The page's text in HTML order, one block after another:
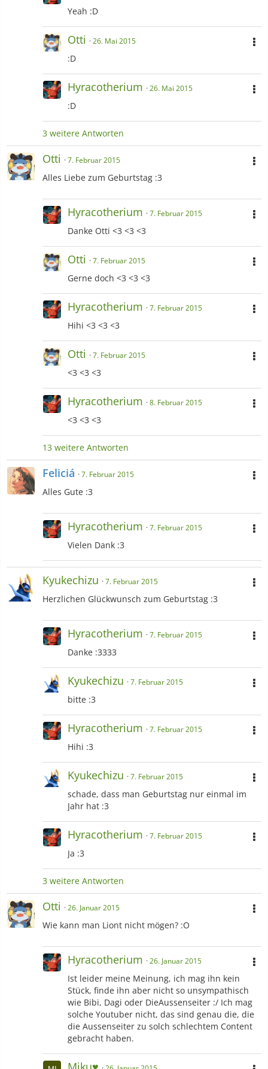
Yeah :D
Otti 26. Mai 2015
:D
Hyracotherium 26. Mai 2015
:D
3 weitere Antworten
Otti 7. Februar 2015
Alles Liebe zum Geburtstag :3
Hyracotherium 7. Februar 2015
Danke Otti <3 <3 <3
Otti 7. Februar 2015
Gerne doch <3 <3 <3
Hyracotherium 7. Februar 2015
Hihi <3 <3 <3
Otti 7. Februar 2015
<3 <3 <3
Hyracotherium 8. Februar 2015
<3 <3 <3
13 weitere Antworten
Feliciá 7. Februar 2015
Alles Gute :3
Hyracotherium 7. Februar 2015
Vielen Dank :3
Kyukechizu 7. Februar 2015
Herzlichen Glückwunsch zum Geburtstag :3
Hyracotherium 7. Februar 2015
Danke :3333
Kyukechizu 7. Februar 2015
bitte :3
Hyracotherium 7. Februar 2015
Hihi :3
Kyukechizu 7. Februar 2015
schade, dass man Geburtstag nur einmal im
Jahr hat :3
Hyracotherium 7. Februar 2015
Ja :3
3 weitere Antworten
Otti 26. Januar 2015
Wie kann man Liont nicht mögen? :O
Hyracotherium 26. Januar 2015
Ist leider meine Meinung, ich mag ihn kein
Stück, finde ihn aber nicht so unsympathisch
wie Bibi, Dagi oder DieAussenseiter :/ Ich mag
solche Youtuber nicht, das sind genau die, die
die Aussenseiter zu solch schlechtem Content
gebracht haben.